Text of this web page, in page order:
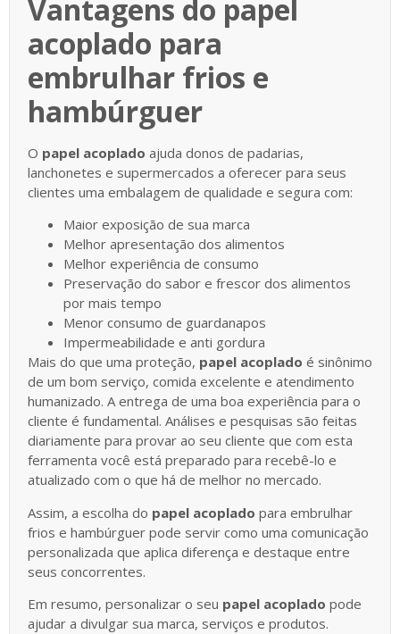
Vantagens do papel
acoplado para
embrulhar frios e
hambúrguer
O papel acoplado ajuda donos de padarias,
lanchonetes e supermercados a oferecer para seus
clientes uma embalagem de qualidade e segura com:
Maior exposição de sua marca
Melhor apresentação dos alimentos
Melhor experiência de consumo
Preservação do sabor e frescor dos alimentos
por mais tempo
Menor consumo de guardanapos
Impermeabilidade e anti gordura
Mais do que uma proteção, papel acoplado é sinônimo
de um bom serviço, comida excelente e atendimento
humanizado. A entrega de uma boa experiência para o
cliente é fundamental. Análises e pesquisas são feitas
diariamente para provar ao seu cliente que com esta
ferramenta você está preparado para recebê-lo e
atualizado com o que há de melhor no mercado.
Assim, a escolha do papel acoplado para embrulhar
frios e hambúrguer pode servir como uma comunicação
personalizada que aplica diferença e destaque entre
seus concorrentes.
Em resumo, personalizar o seu papel acoplado pode
ajudar a divulgar sua marca, serviços e produtos.